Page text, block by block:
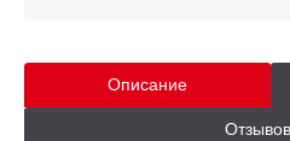
Описание